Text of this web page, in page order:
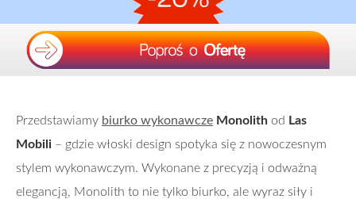
Przedstawiamy biurko wykonawcze Monolith od Las
Mobili – gdzie włoski design spotyka się z nowoczesnym
stylem wykonawczym. Wykonane z precyzją i odważną
elegancją, Monolith to nie tylko biurko, ale wyraz siły i